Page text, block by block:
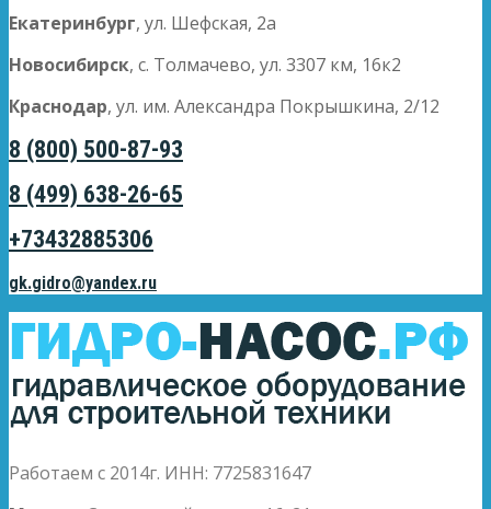
Екатеринбург, ул. Шефская, 2а
Новосибирск, с. Толмачево, ул. 3307 км, 16к2
Краснодар, ул. им. Александра Покрышкина, 2/12
8 (800) 500-87-93
8 (499) 638-26-65
+73432885306
gk.gidro@yandex.ru
Работаем с 2014г. ИНН: 7725831647